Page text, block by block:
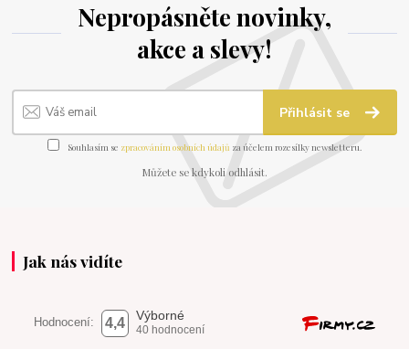
Nepropásněte novinky,
akce a slevy!
Přihlásit se
Souhlasím se zpracováním osobních údajů za účelem rozesílky newsletteru.
Můžete se kdykoli odhlásit.
Jak nás vidíte